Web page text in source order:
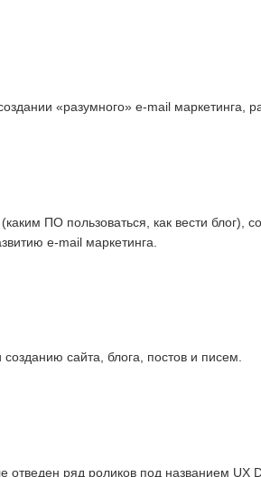
«разумного» e-mail маркетинга,
ПО пользоваться, как вести блог),
e-mail маркетинга.
сайта, блога, постов и писем.
отведен ряд роликов под названием UX